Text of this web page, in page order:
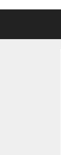
ス
ッ